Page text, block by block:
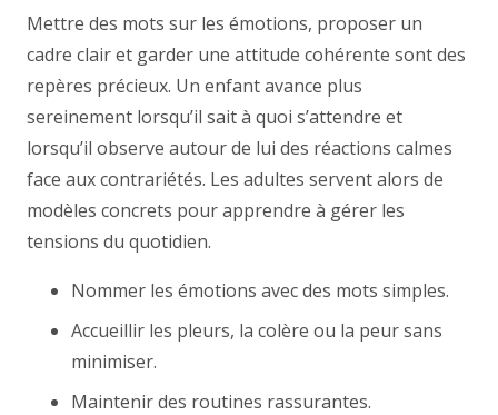
Mettre des mots sur les émotions, proposer un
cadre clair et garder une attitude cohérente sont des
repères précieux. Un enfant avance plus
sereinement lorsqu’il sait à quoi s’attendre et
lorsqu’il observe autour de lui des réactions calmes
face aux contrariétés. Les adultes servent alors de
modèles concrets pour apprendre à gérer les
tensions du quotidien.
Nommer les émotions avec des mots simples.
Accueillir les pleurs, la colère ou la peur sans
minimiser.
Maintenir des routines rassurantes.